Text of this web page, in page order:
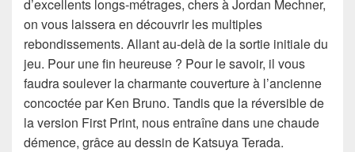
d’excellents longs-métrages, chers à Jordan Mechner,
on vous laissera en découvrir les multiples
rebondissements. Allant au-delà de la sortie initiale du
jeu. Pour une fin heureuse ? Pour le savoir, il vous
faudra soulever la charmante couverture à l’ancienne
concoctée par Ken Bruno. Tandis que la réversible de
la version First Print, nous entraîne dans une chaude
démence, grâce au dessin de Katsuya Terada.